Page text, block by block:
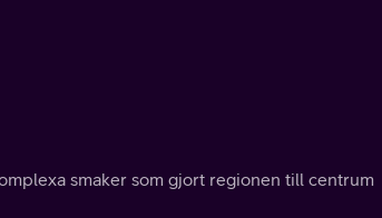
smaker som gjort regionen till centrum